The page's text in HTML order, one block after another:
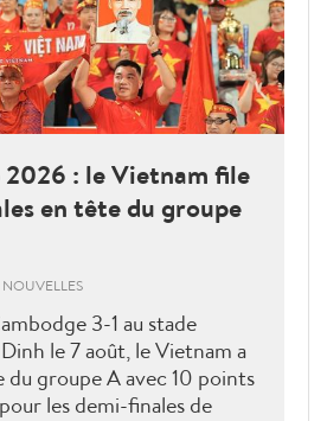
2026 : le Vietnam file
en tête du groupe
NOUVELLES
3-1 au stade
le 7 août, le Vietnam a
groupe A avec 10 points
les demi-finales de